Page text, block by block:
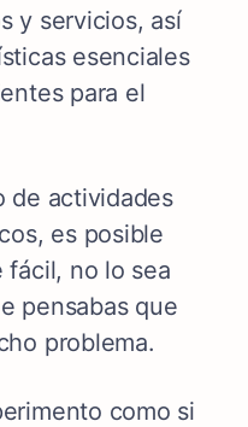
y servicios, así
esenciales
para el
de actividades
es posible
fácil, no lo sea
pensabas que
problema.
como si